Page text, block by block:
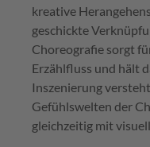
kreative
geschickte
Choreografie sorgt
Erzählfluss und hält
Inszenierung
Gefühlswelten der
gleichzeitig mit